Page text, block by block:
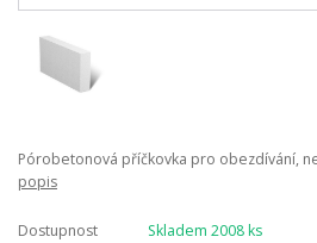
Pórobetonová příčkovka pro obezdívání,
popis
Dostupnost Skladem 2008 ks